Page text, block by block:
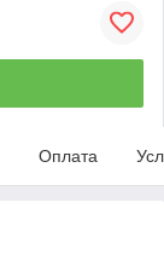
Оплата